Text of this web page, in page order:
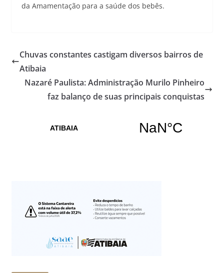
da Amamentação para a saúde dos bebês.
Chuvas constantes castigam diversos bairros de
Atibaia
Nazaré Paulista: Administração Murilo Pinheiro
faz balanço de suas principais conquistas